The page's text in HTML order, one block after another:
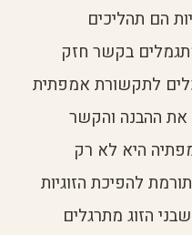
הם תהליכים
בקשר חזק
לתקשורת אמפתית
את ההבנה והקשר
היא לא רק
להפיכת הזוגיות
הזוג מתרגלים